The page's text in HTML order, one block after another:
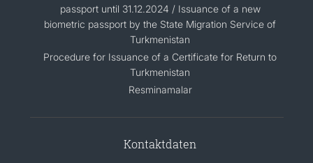
passport until 31.12.2024 / Issuance of a new
biometric passport by the State Migration Service of
Turkmenistan
Procedure for Issuance of a Certificate for Return to
Turkmenistan
Resminamalar
Kontaktdaten